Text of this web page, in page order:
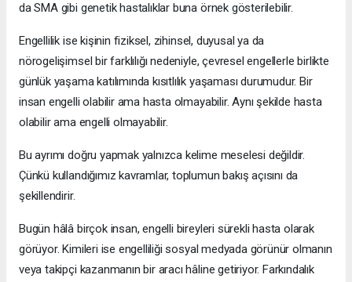
da SMA gibi genetik hastalıklar buna örnek gösterilebilir.
Engellilik ise kişinin fiziksel, zihinsel, duyusal ya da
nörogelişimsel bir farklılığı nedeniyle, çevresel engellerle birlikte
günlük yaşama katılımında kısıtlılık yaşaması durumudur. Bir
insan engelli olabilir ama hasta olmayabilir. Aynı şekilde hasta
olabilir ama engelli olmayabilir.
Bu ayrımı doğru yapmak yalnızca kelime meselesi değildir.
Çünkü kullandığımız kavramlar, toplumun bakış açısını da
şekillendirir.
Bugün hâlâ birçok insan, engelli bireyleri sürekli hasta olarak
görüyor. Kimileri ise engelliliği sosyal medyada görünür olmanın
veya takipçi kazanmanın bir aracı hâline getiriyor. Farkındalık